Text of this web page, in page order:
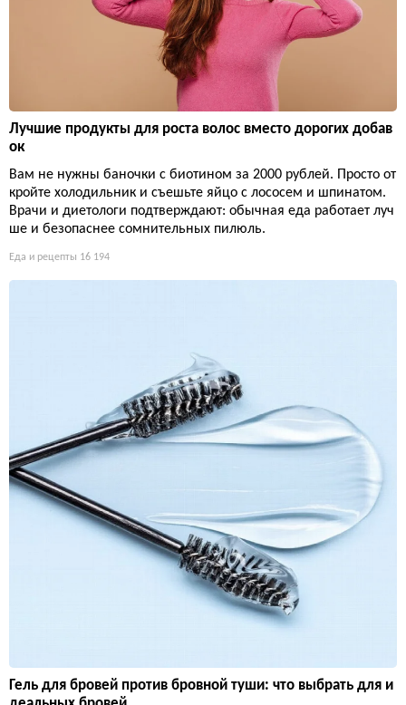
Лучшие продукты для роста волос вместо дорогих добав
ок
Вам не нужны баночки с биотином за 2000 рублей. Просто от
кройте холодильник и съешьте яйцо с лососем и шпинатом.
Врачи и диетологи подтверждают: обычная еда работает луч
ше и безопаснее сомнительных пилюль.
Еда и рецепты 16 194
Гель для бровей против бровной туши: что выбрать для и